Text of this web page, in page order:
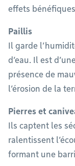
effets
Paillis
Il garde
d’eau. Il est
présence de
l’érosion de la
Pierres et
Ils captent les
ralentissent
formant une